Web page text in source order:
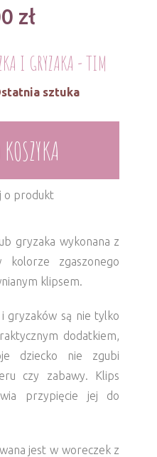
I GRYZAKA - TIM
Ostatnia sztuka
zł
o produkt
gryzaka wykonana z
kolorze zgaszonego
klipsem.
gryzaków są nie tylko
dodatkiem,
dziecko nie zgubi
czy zabawy. Klips
przypięcie jej do
jest w woreczek z